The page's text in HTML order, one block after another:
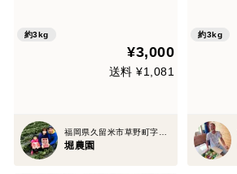
約3kg
¥3,000
送料 ¥1,081
福岡県久留米市草野町字小柳959-1
堀農園
約3kg